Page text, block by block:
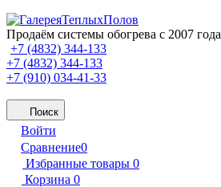
Продаём системы обогрева с 2007 года
+7 (4832) 344-133
+7 (4832) 344-133
+7 (910) 034-41-33
Поиск
Войти
Сравнение0
Избранные товары 0
Корзина 0